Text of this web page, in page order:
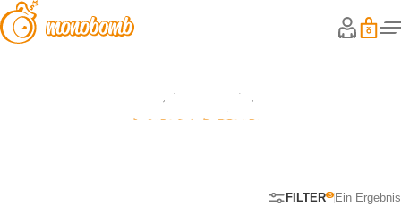
Unicycaine
Ein Ergebnis
FILTER